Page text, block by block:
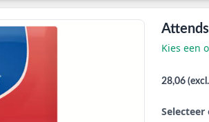
Kies een
28,06
Selecteer